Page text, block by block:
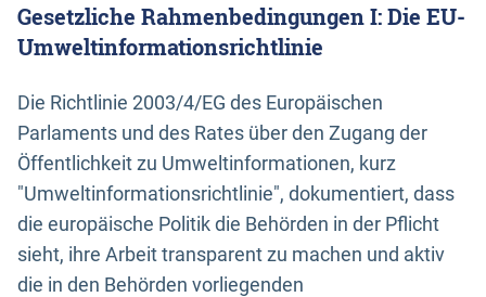
Gesetzliche Rahmenbedingungen I: Die EU-
Umweltinformationsrichtlinie
Die Richtlinie 2003/4/EG des Europäischen
Parlaments und des Rates über den Zugang der
Öffentlichkeit zu Umweltinformationen, kurz
"Umweltinformationsrichtlinie", dokumentiert, dass
die europäische Politik die Behörden in der Pflicht
sieht, ihre Arbeit transparent zu machen und aktiv
die in den Behörden vorliegenden